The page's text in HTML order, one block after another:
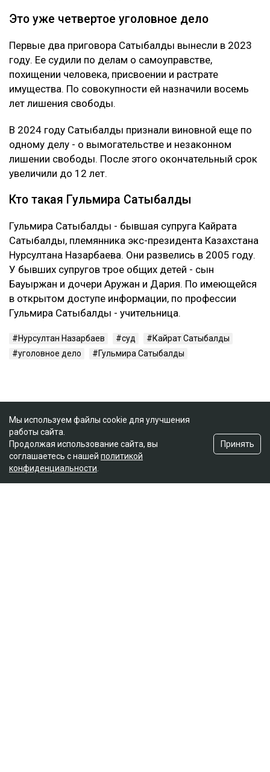
Это уже четвертое уголовное дело
Первые два приговора Сатыбалды вынесли в 2023
году. Ее судили по делам о самоуправстве,
похищении человека, присвоении и растрате
имущества. По совокупности ей назначили восемь
лет лишения свободы.
В 2024 году Сатыбалды признали виновной еще по
одному делу - о вымогательстве и незаконном
лишении свободы. После этого окончательный срок
увеличили до 12 лет.
Кто такая Гульмира Сатыбалды
Гульмира Сатыбалды - бывшая супруга Кайрата
Сатыбалды, племянника экс-президента Казахстана
Нурсултана Назарбаева. Они развелись в 2005 году.
У бывших супругов трое общих детей - сын
Бауыржан и дочери Аружан и Дария. По имеющейся
в открытом доступе информации, по профессии
Гульмира Сатыбалды - учительница.
Нурсултан Назарбаев суд
Кайрат Сатыбалды
уголовное дело
Гульмира Сатыбалды
Мы используем файлы cookie для улучшения
работы сайта.
Продолжая использование сайта, вы
соглашаетесь с нашей политикой
конфиденциальности
Принять